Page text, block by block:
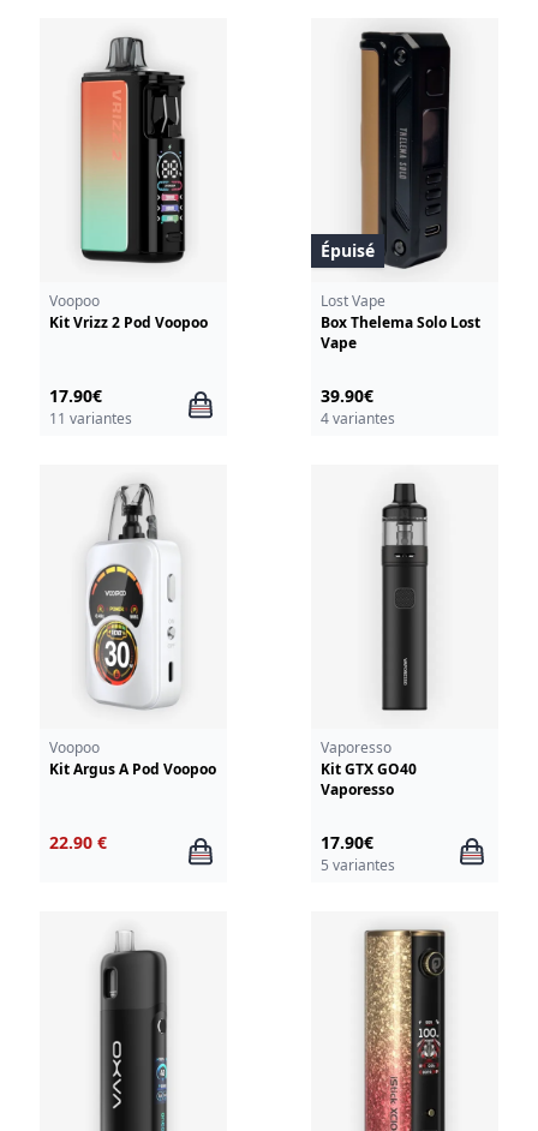
Voopoo
Kit Vrizz 2 Pod Voopoo
17.90€
11 variantes
Épuisé
Lost Vape
Box Thelema Solo Lost
Vape
39.90€
4 variantes
Voopoo
Kit Argus A Pod Voopoo
22.90 €
Vaporesso
Kit GTX GO40
Vaporesso
17.90€
5 variantes